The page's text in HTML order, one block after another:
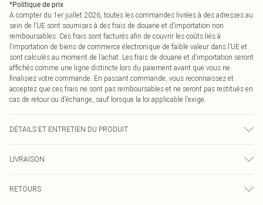
*Politique de prix
À compter du 1er juillet 2026, toutes les commandes livrées à des adresses au
sein de l’UE sont soumises à des frais de douane et d’importation non
remboursables. Ces frais sont facturés afin de couvrir les coûts liés à
l’importation de biens de commerce électronique de faible valeur dans l’UE et
sont calculés au moment de l’achat. Les frais de douane et d’importation seront
affichés comme une ligne distincte lors du paiement avant que vous ne
finalisiez votre commande. En passant commande, vous reconnaissez et
acceptez que ces frais ne sont pas remboursables et ne seront pas restitués en
cas de retour ou d’échange, sauf lorsque la loi applicable l’exige.
DÉTAILS ET ENTRETIEN DU PRODUIT
la couleur peut déteindre.
LIVRAISON
RETOURS